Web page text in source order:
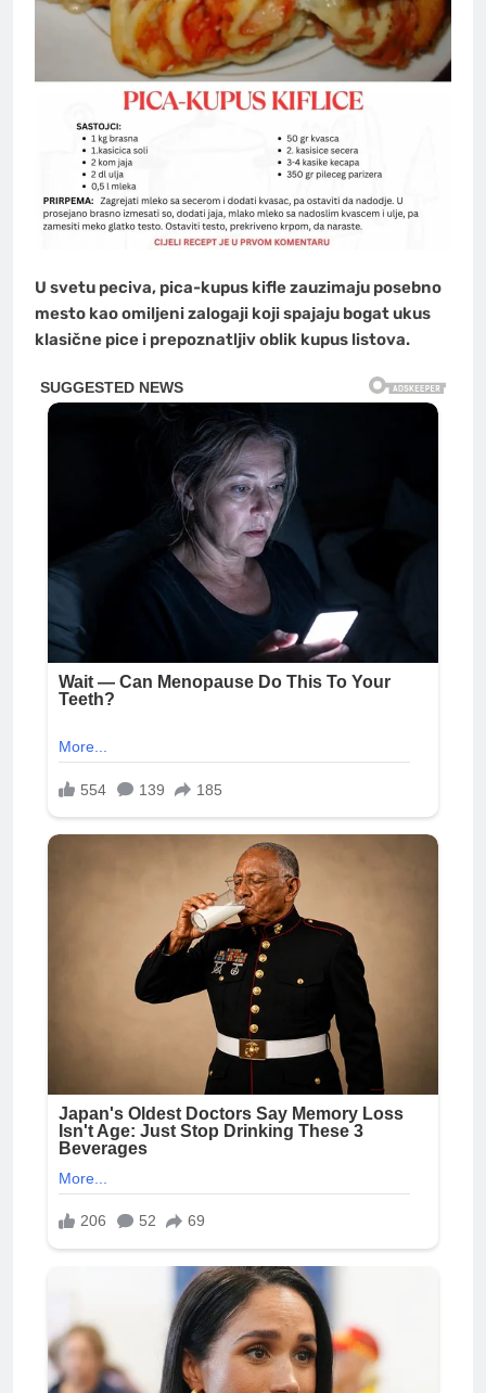
U svetu peciva, pica-kupus kifle zauzimaju posebno
mesto kao omiljeni zalogaji koji spajaju bogat ukus
klasične pice i prepoznatljiv oblik kupus listova.